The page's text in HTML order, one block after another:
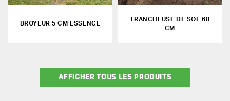
BROYEUR 5 CM ESSENCE
TRANCHEUSE DE SOL 68
CM
AFFICHER TOUS LES PRODUITS